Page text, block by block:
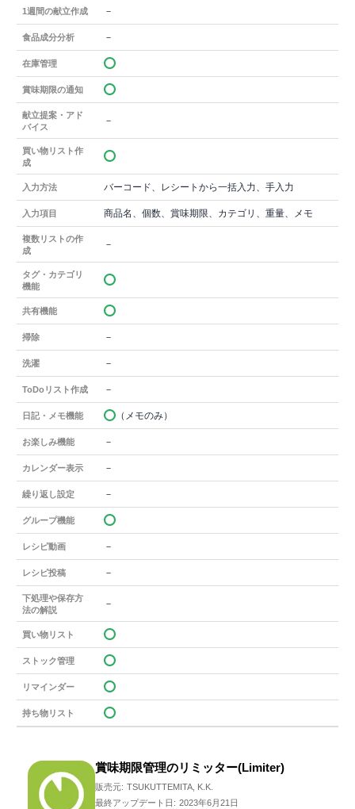
1週間の献立作成 －
食品成分分析 －
在庫管理
賞味期限の通知
献立提案・アド
バイス
－
買い物リスト作
成
入力方法 バーコード、レシートから一括入力、手入力
入力項目 商品名、個数、賞味期限、カテゴリ、重量、メモ
複数リストの作
成
－
タグ・カテゴリ
機能
共有機能
掃除 －
洗濯 －
ToDoリスト作成 －
日記・メモ機能 （メモのみ）
お楽しみ機能 －
カレンダー表示 －
繰り返し設定 －
グループ機能
レシピ動画 －
レシピ投稿 －
下処理や保存方
法の解説
－
買い物リスト
ストック管理
リマインダー
持ち物リスト
賞味期限管理のリミッター(Limiter)
販売元: TSUKUTTEMITA, K.K.
最終アップデート日: 2023年6月21日